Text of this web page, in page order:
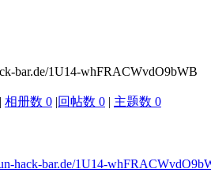
bar.de/1U14-whFRACWvdO9bWB
| 相册数 0 |回帖数 0 | 主题数 0
hack-bar.de/1U14-